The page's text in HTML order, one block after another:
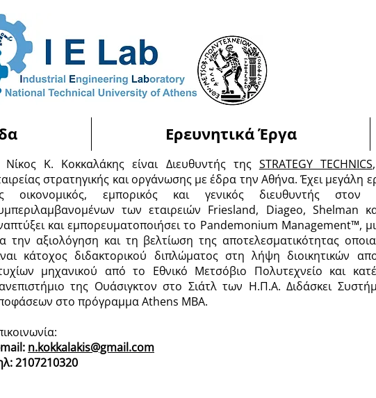
Ερευνητικά Έργα
Κ. Κοκκαλάκης είναι Διευθυντής της STRATEGY TECHNICS
στρατηγικής και οργάνωσης με έδρα την Αθήνα. Έχει μεγάλη
οικονομικός, εμπορικός και γενικός διευθυντής στον
των εταιρειών Friesland, Diageo, Shelman
και εμπορευματοποιήσει το Pandemonium Management™,
την αξιολόγηση και τη βελτίωση της αποτελεσματικότητας
κάτοχος διδακτορικού διπλώματος στη λήψη διοικητικών
μηχανικού από το Εθνικό Μετσόβιο Πολυτεχνείο και
της Ουάσιγκτον στο Σιάτλ των Η.Π.Α. Διδάσκει
στο πρόγραμμα Athens MBA.
n.kokkalakis@gmail.com
2107210320